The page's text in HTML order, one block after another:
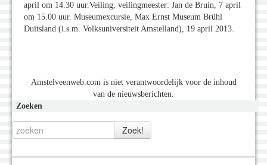
april om 14.30 uur.Veiling, veilingmeester: Jan de Bruin, 7 april
om 15.00 uur. Museumexcursie, Max Ernst Museum Brühl
Duitsland (i.s.m. Volksuniversiteit Amstelland), 19 april 2013.
Amstelveenweb.com is niet verantwoordelijk voor de inhoud
van de nieuwsberichten.
Zoeken